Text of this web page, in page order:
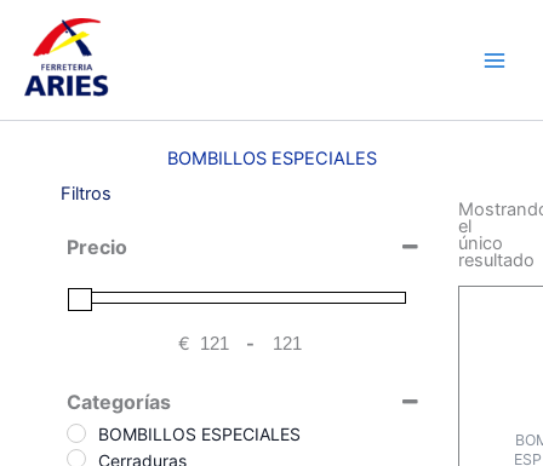
contenido
BOMBILLOS ESPECIALES
Filtros
Precio
€ Minimum Price
-Maximum Price
Categorías
BOMBILLOS ESPECIALES
Cerraduras
el
único
resultado